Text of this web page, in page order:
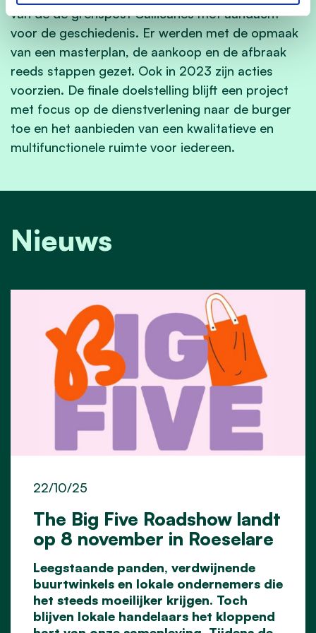
van de de grenspost Callicanes met aandacht
voor de geschiedenis. Er werden met de opmaak
van een masterplan, de aankoop en de afbraak
reeds stappen gezet. Ook in 2023 zijn acties
voorzien. De finale doelstelling blijft een project
met focus op de dienstverlening naar de burger
toe en het aanbieden van een kwalitatieve en
multifunctionele ruimte voor iedereen.
Nieuws
The Big Five Roadshow landt
op 8 november in Roeselare
22/10/25
Leegstaande panden, verdwijnende
buurtwinkels en lokale ondernemers die
het steeds moeilijker krijgen. Toch
blijven lokale handelaars het kloppend